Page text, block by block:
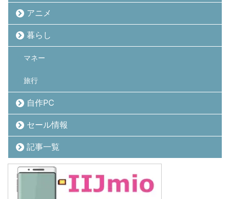
アニメ
暮らし
マネー
旅行
自作PC
セール情報
記事一覧